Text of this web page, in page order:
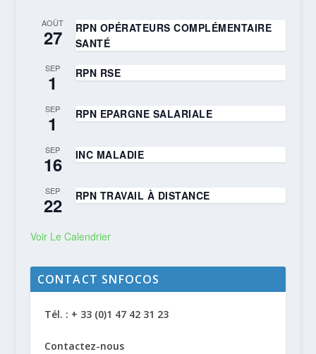
AOÛT
27
RPN OPÉRATEURS COMPLÉMENTAIRE
SANTÉ
SEP
1 RPN RSE
SEP
1 RPN EPARGNE SALARIALE
SEP
16 INC MALADIE
SEP
22 RPN TRAVAIL À DISTANCE
Voir Le Calendrier
CONTACT SNFOCOS
Tél. : + 33 (0)1 47 42 31 23
Contactez-nous